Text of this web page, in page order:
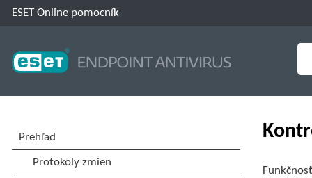
ESET Online pomocník